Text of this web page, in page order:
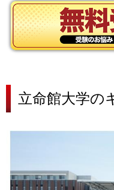
立命館大学の